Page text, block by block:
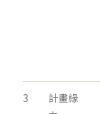
3
計畫緣